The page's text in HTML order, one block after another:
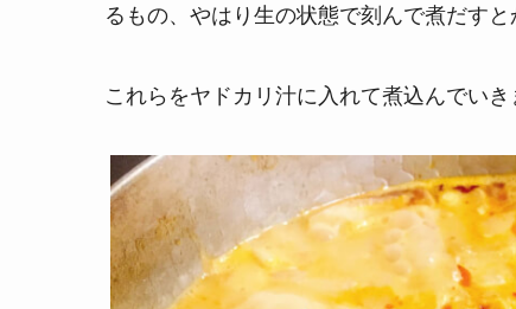
るもの、やはり生の状態で刻んで煮だすと
これらをヤドカリ汁に入れて煮込んでいき